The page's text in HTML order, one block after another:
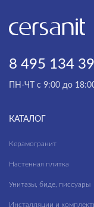
8 495 134
ПН-ЧТ с 9:00 до
КАТАЛОГ
Керамогранит
Настенная плитка
Унитазы, биде, писсуары
Инсталляции и